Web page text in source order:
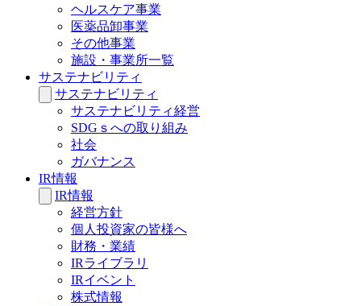
ヘルスケア事業
医薬品卸事業
その他事業
施設・事業所一覧
サステナビリティ
サステナビリティ
サステナビリティ経営
SDGｓへの取り組み
社会
ガバナンス
IR情報
IR情報
経営方針
個人投資家の皆様へ
財務・業績
IRライブラリ
IRイベント
株式情報